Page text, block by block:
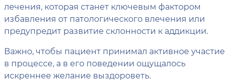
лечения, которая станет ключевым фактором
избавления от патологического влечения или
предупредит развитие склонности к аддикции.
Важно, чтобы пациент принимал активное участие
в процессе, а в его поведении ощущалось
искреннее желание выздороветь.